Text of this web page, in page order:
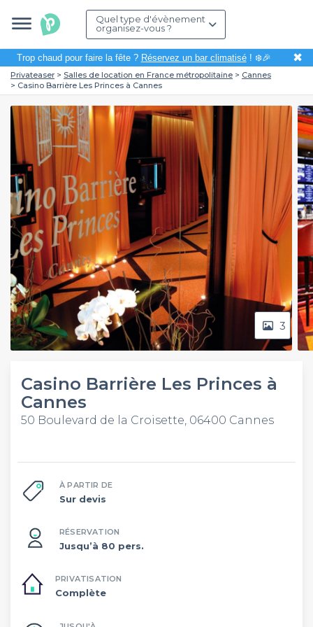
Quel type d'évènement
organisez-vous ?
Trop chaud pour faire la fête ? Réservez un bar climatisé! ❄️🎉 ✖
Privateaser Salles de location en France métropolitaine
Cannes
Casino Barrière Les Princes à Cannes
3
Casino Barrière Les Princes à
Cannes
50 Boulevard de la Croisette, 06400 Cannes
À PARTIR DE
Sur devis
RÉSERVATION
Jusqu’à 80 pers.
PRIVATISATION
Complète